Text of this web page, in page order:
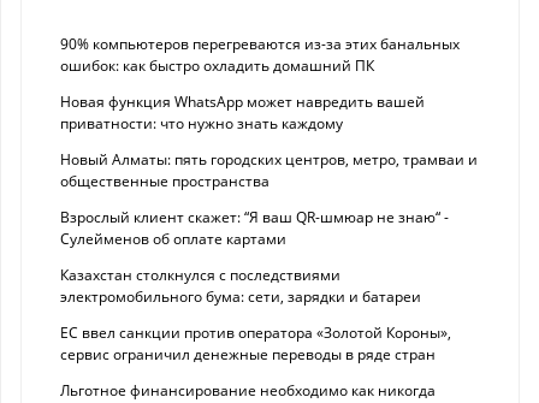
90% компьютеров перегреваются из-за этих банальных
ошибок: как быстро охладить домашний ПК
Новая функция WhatsApp может навредить вашей
приватности: что нужно знать каждому
Новый Алматы: пять городских центров, метро, трамваи и
общественные пространства
Взрослый клиент скажет: “Я ваш QR-шмюар не знаю“ -
Сулейменов об оплате картами
Казахстан столкнулся с последствиями
электромобильного бума: сети, зарядки и батареи
ЕС ввел санкции против оператора «Золотой Короны»,
сервис ограничил денежные переводы в ряде стран
Льготное финансирование необходимо как никогда